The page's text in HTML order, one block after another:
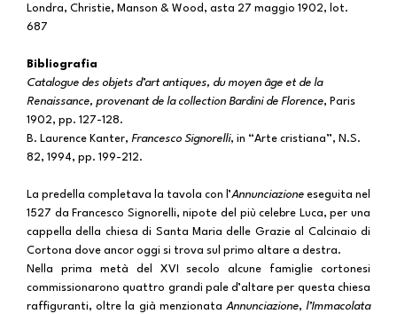
Londra, Christie, Manson & Wood, asta 27 maggio 1902, lot.
687
Bibliografia
Catalogue des objets d’art antiques, du moyen âge et de la
Renaissance, provenant de la collection Bardini de Florence, Paris
1902, pp. 127-128.
B. Laurence Kanter, Francesco Signorelli, in “Arte cristiana”, N.S.
82, 1994, pp. 199-212.
La predella completava la tavola con l’Annunciazione eseguita nel
1527 da Francesco Signorelli, nipote del più celebre Luca, per una
cappella della chiesa di Santa Maria delle Grazie al Calcinaio di
Cortona dove ancor oggi si trova sul primo altare a destra.
Nella prima metà del XVI secolo alcune famiglie cortonesi
commissionarono quattro grandi pale d’altare per questa chiesa
raffiguranti, oltre la già menzionata Annunciazione,l’Immacolata